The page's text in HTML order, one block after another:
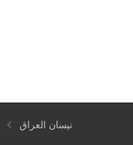
نيسان العراق